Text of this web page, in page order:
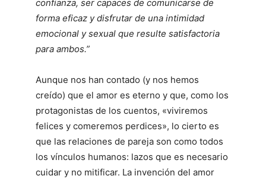
confianza, ser capaces de comunicarse de
forma eficaz y disfrutar de una intimidad
emocional y sexual que resulte satisfactoria
para ambos.”
Aunque nos han contado (y nos hemos
creído) que el amor es eterno y que, como los
protagonistas de los cuentos, «viviremos
felices y comeremos perdices», lo cierto es
que las relaciones de pareja son como todos
los vínculos humanos: lazos que es necesario
cuidar y no mitificar. La invención del amor